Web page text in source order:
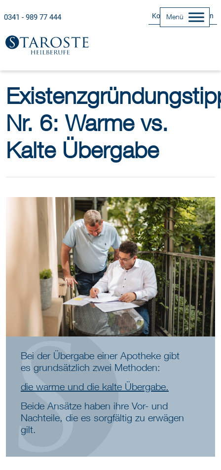
0341 - 989 77 444 Kontakt Aufnehmen
Menü
Nr. 6: Warme vs.
Kalte Übergabe
Bei der Übergabe einer Apotheke gibt
es grundsätzlich zwei Methoden:
die warme und die kalte Übergabe.
Beide Ansätze haben ihre Vor- und
Nachteile, die es sorgfältig zu erwägen
gilt.